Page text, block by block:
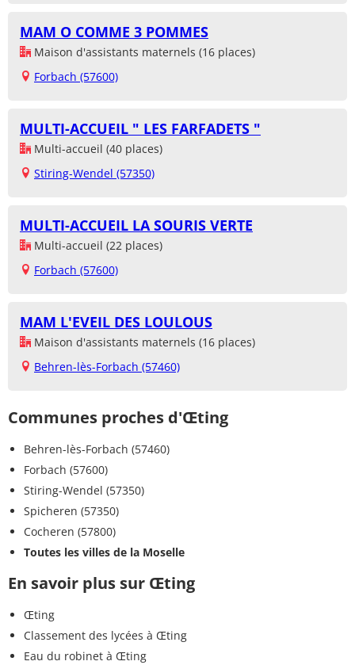
MAM O COMME 3 POMMES
Maison d'assistants maternels (16 places)
Forbach (57600)
MULTI-ACCUEIL " LES FARFADETS "
Multi-accueil (40 places)
Stiring-Wendel (57350)
MULTI-ACCUEIL LA SOURIS VERTE
Multi-accueil (22 places)
Forbach (57600)
MAM L'EVEIL DES LOULOUS
Maison d'assistants maternels (16 places)
Behren-lès-Forbach (57460)
Communes proches d'Œting
Behren-lès-Forbach (57460)
Forbach (57600)
Stiring-Wendel (57350)
Spicheren (57350)
Cocheren (57800)
Toutes les villes de la Moselle
En savoir plus sur Œting
Œting
Classement des lycées à Œting
Eau du robinet à Œting